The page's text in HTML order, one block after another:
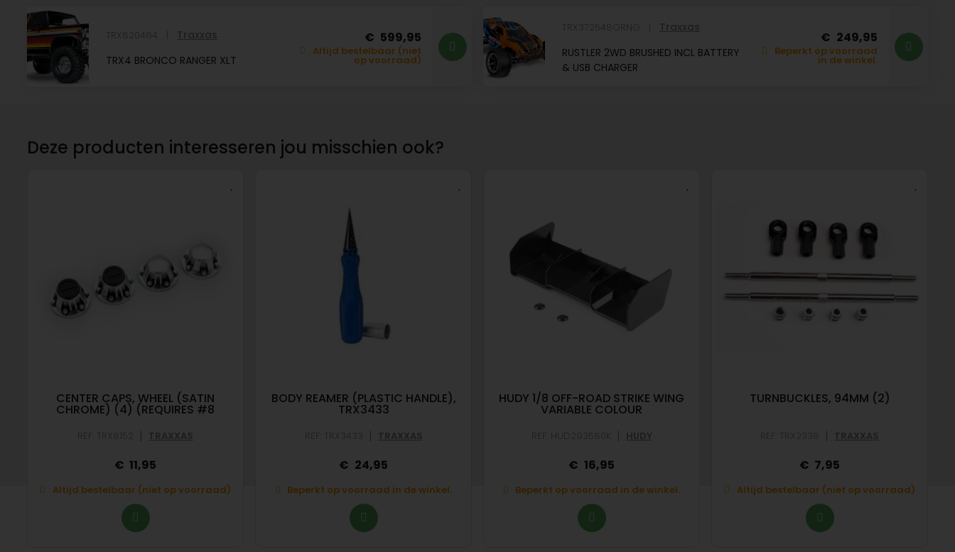
TRX820464
Traxxas
TRX4 BRONCO RANGER XLT
599,95
Altijd bestelbaar (niet
op voorraad)
TRX372548ORNG
Traxxas
RUSTLER 2WD BRUSHED INCL BATTERY
& USB CHARGER
249,95
Beperkt op voorraad
in de winkel.
Deze producten interesseren jou misschien ook?
CENTER CAPS, WHEEL (SATIN
CHROME) (4) (REQUIRES #8
REF: TRX8152 | TRAXXAS
11,95
Altijd bestelbaar (niet op voorraad)
BODY REAMER (PLASTIC HANDLE),
TRX3433
REF: TRX3433 | TRAXXAS
24,95
Beperkt op voorraad in de winkel.
HUDY 1/8 OFF-ROAD STRIKE WING
VARIABLE COLOUR
| HUDY
16,95
Beperkt op voorraad in de winkel.
TURNBUCKLES, 94MM (2)
REF: TRX2338 | TRAXXAS
7,95
Altijd bestelbaar (niet op voorraad)